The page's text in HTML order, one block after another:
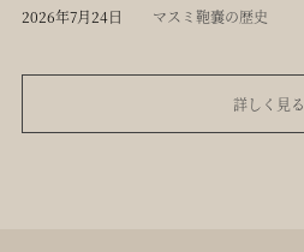
2026年7月24日 マスミ鞄嚢の歴史
詳しく見る